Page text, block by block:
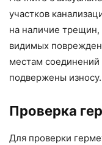
участков
на наличие трещин,
видимых
местам соединений
подвержены износу.
Проверка
Для проверки